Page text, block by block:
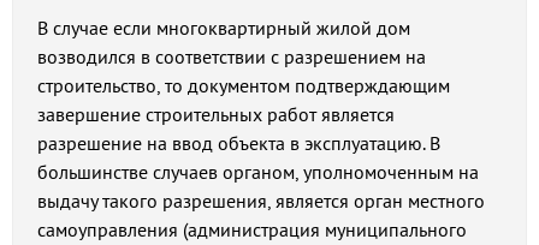
В случае если многоквартирный жилой дом
возводился в соответствии с разрешением на
строительство, то документом подтверждающим
завершение строительных работ является
разрешение на ввод объекта в эксплуатацию. В
большинстве случаев органом, уполномоченным на
выдачу такого разрешения, является орган местного
самоуправления (администрация муниципального